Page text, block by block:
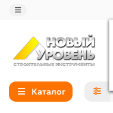
Каталог